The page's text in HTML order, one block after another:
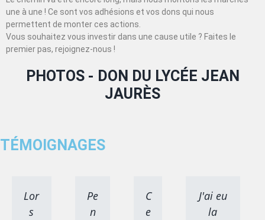
une à une ! Ce sont vos adhésions et vos dons qui nous
permettent de monter ces actions.
Vous souhaitez vous investir dans une cause utile ? Faites le
premier pas, rejoignez-nous !
PHOTOS - DON DU LYCÉE JEAN
JAURÈS
TÉMOIGNAGES
Lor
s
Pe
n
C
e
J'ai eu
la